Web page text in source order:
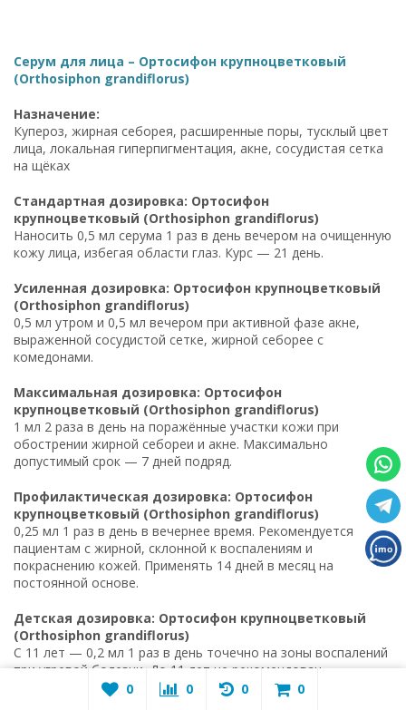
Серум для лица – Ортосифон крупноцветковый
(Orthosiphon grandiflorus)
Назначение:
Купероз, жирная себорея, расширенные поры, тусклый цвет
лица, локальная гиперпигментация, акне, сосудистая сетка
на щёках
Стандартная дозировка: Ортосифон
крупноцветковый (Orthosiphon grandiflorus)
Наносить 0,5 мл серума 1 раз в день вечером на очищенную
кожу лица, избегая области глаз. Курс — 21 день.
Усиленная дозировка: Ортосифон крупноцветковый
(Orthosiphon grandiflorus)
0,5 мл утром и 0,5 мл вечером при активной фазе акне,
выраженной сосудистой сетке, жирной себорее с
комедонами.
Максимальная дозировка: Ортосифон
крупноцветковый (Orthosiphon grandiflorus)
1 мл 2 раза в день на поражённые участки кожи при
обострении жирной себореи и акне. Максимально
допустимый срок — 7 дней подряд.
Профилактическая дозировка: Ортосифон
крупноцветковый (Orthosiphon grandiflorus)
0,25 мл 1 раз в день в вечернее время. Рекомендуется
пациентам с жирной, склонной к воспалениям и
покраснению кожей. Применять 14 дней в месяц на
постоянной основе.
Детская дозировка: Ортосифон крупноцветковый
(Orthosiphon grandiflorus)
С 11 лет — 0,2 мл 1 раз в день точечно на зоны воспалений
при угревой болезни. До 11 лет не рекомендован.
0 0 0 0